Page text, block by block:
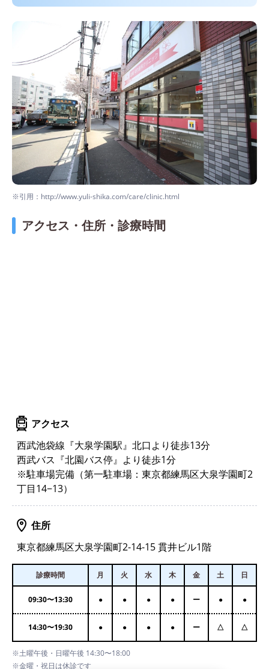
※引用：http://www.yuli-shika.com/care/clinic.html
アクセス・住所・診療時間
アクセス
西武池袋線『大泉学園駅』北口より徒歩13分
西武バス『北園バス停』より徒歩1分
※駐車場完備（第一駐車場：東京都練馬区大泉学園町2
丁目14−13）
住所
東京都練馬区大泉学園町2-14-15 貫井ビル1階
診療時間 月 火 水 木 金 土 日
09:30〜13:30 ● ● ● ● ー ● ●
14:30〜19:30 ● ● ● ● ー △ △
※土曜午後・日曜午後 14:30〜18:00
※金曜・祝日は休診です